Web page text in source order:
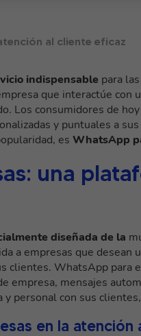
al cliente eficaz
indispensable para
que interactúe con
Los consumidores de
y puntuales a
es WhatsApp
una
diseñada de la
a empresas que desean
clientes. WhatsApp para
empresa, mensajes
personal con sus
en la atención